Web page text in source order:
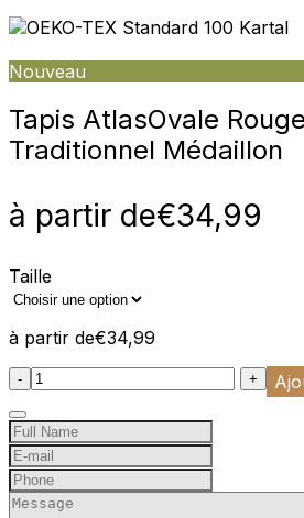
Nouveau
Tapis AtlasOvale
Traditionnel Médaillon
à partir de€34,99
Taille
à partir de€34,99
:product_name quantity
- +